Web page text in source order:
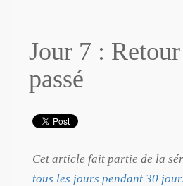
Jour 7 :
passé
Cet article fait partie de la
tous les jours pendant 30